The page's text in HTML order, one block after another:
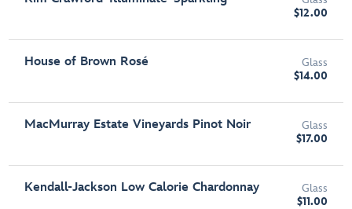
$12.00
House of Brown Rosé
Glass
$14.00
MacMurray Estate Vineyards Pinot Noir
Glass
$17.00
Kendall-Jackson Low Calorie Chardonnay
Glass
$11.00